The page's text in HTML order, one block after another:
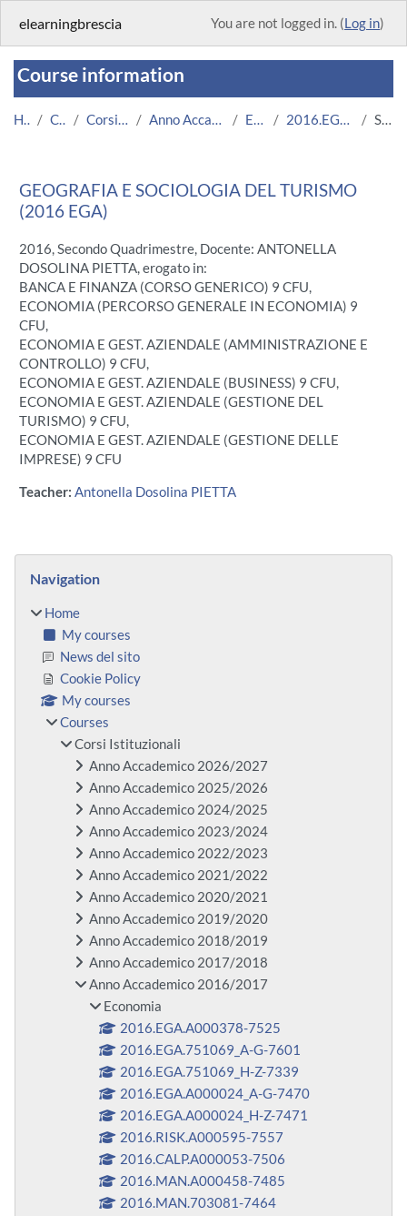
elearningbrescia You are not logged in. (Log in)
Course information
Home Courses Corsi Istituzionali Anno Accademico 2016/2017 Economia 2016.EGA.A000380-7489 Summary
GEOGRAFIA E SOCIOLOGIA DEL TURISMO
(2016 EGA)
2016, Secondo Quadrimestre, Docente: ANTONELLA
DOSOLINA PIETTA, erogato in:
BANCA E FINANZA (CORSO GENERICO) 9 CFU,
ECONOMIA (PERCORSO GENERALE IN ECONOMIA) 9
CFU,
ECONOMIA E GEST. AZIENDALE (AMMINISTRAZIONE E
CONTROLLO) 9 CFU,
ECONOMIA E GEST. AZIENDALE (BUSINESS) 9 CFU,
ECONOMIA E GEST. AZIENDALE (GESTIONE DEL
TURISMO) 9 CFU,
ECONOMIA E GEST. AZIENDALE (GESTIONE DELLE
IMPRESE) 9 CFU
Teacher: Antonella Dosolina PIETTA
Blocks
Navigation
Home
My courses
News del sito
Cookie Policy
My courses
Courses
Corsi Istituzionali
Anno Accademico 2026/2027
Anno Accademico 2025/2026
Anno Accademico 2024/2025
Anno Accademico 2023/2024
Anno Accademico 2022/2023
Anno Accademico 2021/2022
Anno Accademico 2020/2021
Anno Accademico 2019/2020
Anno Accademico 2018/2019
Anno Accademico 2017/2018
Anno Accademico 2016/2017
Economia
2016.EGA.A000378-7525
2016.EGA.751069_A-G-7601
2016.EGA.751069_H-Z-7339
2016.EGA.A000024_A-G-7470
2016.EGA.A000024_H-Z-7471
2016.RISK.A000595-7557
2016.CALP.A000053-7506
2016.MAN.A000458-7485
2016.MAN.703081-7464